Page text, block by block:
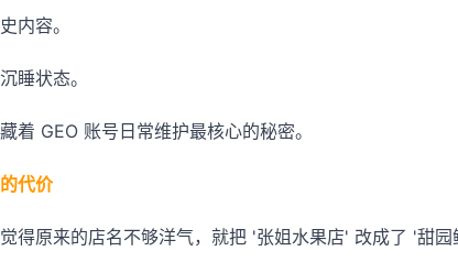
内容。
睡状态。
着 GEO 账号日常维护最核心的秘密。
代价
得原来的店名不够洋气，就把 '张姐水果店' 改成了 '甜园